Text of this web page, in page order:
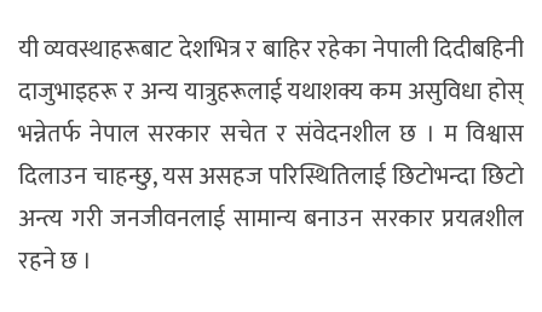
यी व्यवस्थाहरूबाट देशभित्र र बाहिर रहेका नेपाली दिदीबहिनी
दाजुभाइहरू र अन्य यात्रुहरूलाई यथाशक्य कम असुविधा होस्
भन्नेतर्फ नेपाल सरकार सचेत र संवेदनशील छ । म विश्वास
दिलाउन चाहन्छु, यस असहज परिस्थितिलाई छिटोभन्दा छिटो
अन्त्य गरी जनजीवनलाई सामान्य बनाउन सरकार प्रयत्नशील
रहने छ ।